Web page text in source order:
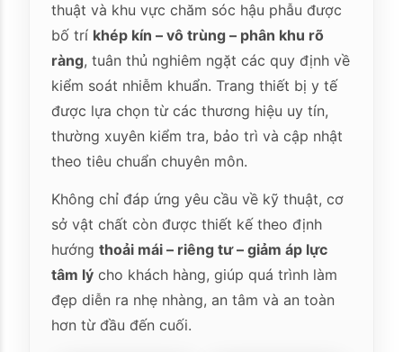
thuật và khu vực chăm sóc hậu phẫu được
bố trí khép kín – vô trùng – phân khu rõ
ràng, tuân thủ nghiêm ngặt các quy định về
kiểm soát nhiễm khuẩn. Trang thiết bị y tế
được lựa chọn từ các thương hiệu uy tín,
thường xuyên kiểm tra, bảo trì và cập nhật
theo tiêu chuẩn chuyên môn.
Không chỉ đáp ứng yêu cầu về kỹ thuật, cơ
sở vật chất còn được thiết kế theo định
hướngthoải mái – riêng tư – giảm áp lực
tâm lý cho khách hàng, giúp quá trình làm
đẹp diễn ra nhẹ nhàng, an tâm và an toàn
hơn từ đầu đến cuối.